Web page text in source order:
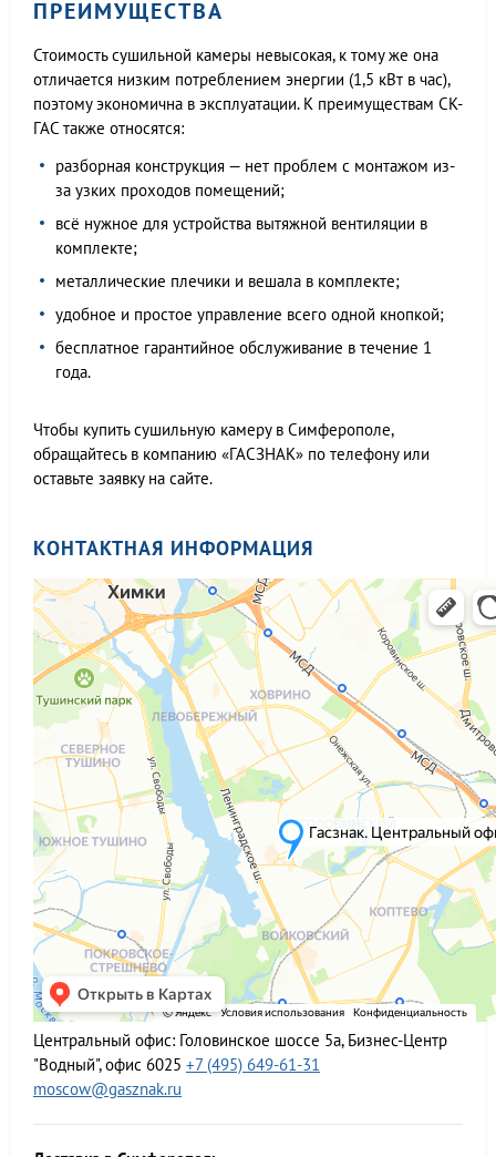
ПРЕИМУЩЕСТВА
Стоимость сушильной камеры невысокая, к тому же она
отличается низким потреблением энергии (1,5 кВт в час),
поэтому экономична в эксплуатации. К преимуществам СК-
ГАС также относятся:
разборная конструкция — нет проблем с монтажом из-
за узких проходов помещений;
всё нужное для устройства вытяжной вентиляции в
комплекте;
металлические плечики и вешала в комплекте;
удобное и простое управление всего одной кнопкой;
бесплатное гарантийное обслуживание в течение 1
года.
Чтобы купить сушильную камеру в Симферополе,
обращайтесь в компанию «ГАСЗНАК» по телефону или
оставьте заявку на сайте.
КОНТАКТНАЯ ИНФОРМАЦИЯ
Центральный офис: Головинское шоссе 5а, Бизнес-Центр
"Водный", офис 6025 +7 (495) 649-61-31
moscow@gasznak.ru